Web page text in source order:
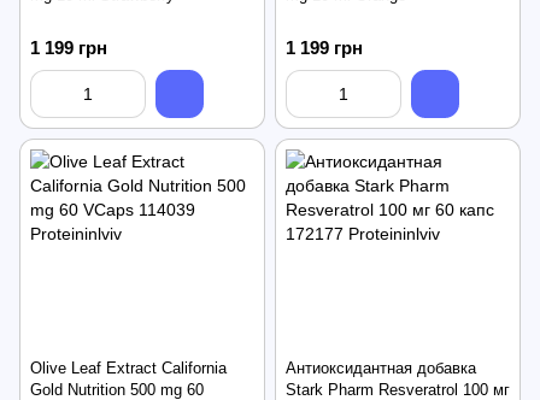
1 199 грн 1 199 грн
Olive Leaf Extract California
Gold Nutrition 500 mg 60
Антиоксидантная добавка
Stark Pharm Resveratrol 100 мг